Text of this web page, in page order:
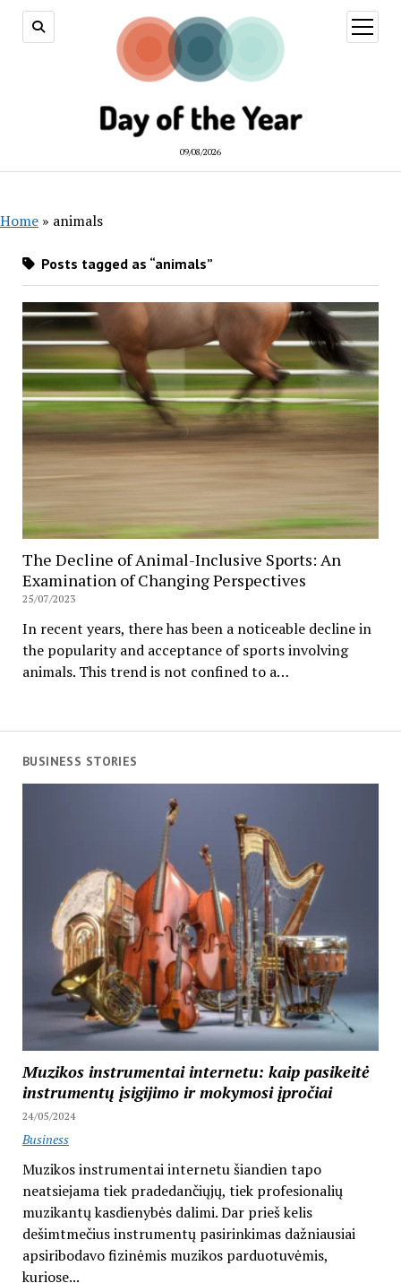
09/08/2026
open
menu
BUSINESS STORIES
Muzikos instrumentai internetu: kaip pasikeitė
instrumentų įsigijimo ir mokymosi įpročiai
24/05/2024
Business
Muzikos instrumentai internetu šiandien tapo
neatsiejama tiek pradedančiųjų, tiek profesionalių
muzikantų kasdienybės dalimi. Dar prieš kelis
dešimtmečius instrumentų pasirinkimas dažniausiai
apsiribodavo fizinėmis muzikos parduotuvėmis,
kuriose...
Home » animals
Posts tagged as “animals”
The Decline of Animal-Inclusive Sports: An
Examination of Changing Perspectives
25/07/2023
In recent years, there has been a noticeable decline in
the popularity and acceptance of sports involving
animals. This trend is not confined to a…